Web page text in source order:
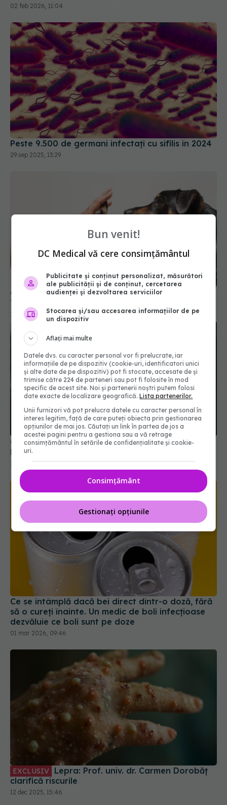
02 feb 2026, 11:04
Peste 9.500 de germani infectați cu sifilis în 2024
29 sep 2025, 13:29
Ce trebuie să știi dacă te-a zgâriat câinele. Dr.
Tudor Ciuhodaru, avertisment
18 iul 2025, 10:51
Octavian Jurma, explicații despre sezonul gripal:
Numărul de cazuri, dublu
25 ian 2026, 19:48
Ce se întâmplă dacă bei direct dintr-o doză, fără
să o cureți înainte. Un medic de boli infecțioase
dezvăluie ce boli sunt pe doze
01 mar 2026, 09:46
EXCLUSIV
clarifică riscurile
12 dec 2025, 15:46
Bun venit!
DC Medical vă cere consimțământul
Publicitate și conținut personalizat, măsurători
ale publicității și de conținut, cercetarea
audienței și dezvoltarea serviciilor
Stocarea și/sau accesarea informațiilor de pe
un dispozitiv
Aflați mai multe
Datele dvs. cu caracter personal vor fi prelucrate, iar
informațiile de pe dispozitiv (cookie-uri, identificatori unici
și alte date de pe dispozitiv) pot fi stocate, accesate de și
trimise către 224 de parteneri sau pot fi folosite în mod
specific de acest site. Noi și partenerii noștri putem folosi
date exacte de localizare geografică.Lista partenerilor.
Unii furnizori vă pot prelucra datele cu caracter personal în
interes legitim, față de care puteți obiecta prin gestionarea
opțiunilor de mai jos. Căutați un link în partea de jos a
acestei pagini pentru a gestiona sau a vă retrage
consimțământul în setările de confidențialitate și cookie-
uri.
Consimțământ
Gestionați opțiunile